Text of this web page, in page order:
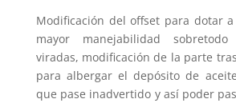
Modificación del offset para dotar
mayor manejabilidad
viradas, modificación de la parte
para albergar el depósito de
que pase inadvertido y así poder